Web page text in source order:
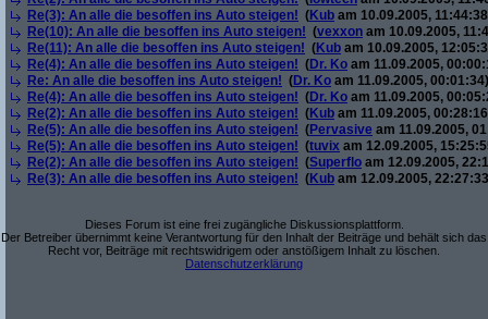
Re(3): An alle die besoffen ins Auto steigen! (Kub am 10.09.2005,
Re(10): An alle die besoffen ins Auto steigen! (vexxon am 10.09.2005,
Re(11): An alle die besoffen ins Auto steigen! (Kub am 10.09.2005,
Re(4): An alle die besoffen ins Auto steigen! (Dr. Ko am 11.09.2005,
Re: An alle die besoffen ins Auto steigen! (Dr. Ko am 11.09.2005, 00:01:34)
Re(4): An alle die besoffen ins Auto steigen! (Dr. Ko am 11.09.2005,
Re(2): An alle die besoffen ins Auto steigen! (Kub am 11.09.2005,
Re(5): An alle die besoffen ins Auto steigen! (Pervasive am 11.09.2005,
Re(5): An alle die besoffen ins Auto steigen! (tuvix am 12.09.2005,
Re(2): An alle die besoffen ins Auto steigen! (Superflo am 12.09.2005,
Re(3): An alle die besoffen ins Auto steigen! (Kub am 12.09.2005,
Dieses Forum ist eine frei zugängliche Diskussionsplattform.
Der Betreiber übernimmt keine Verantwortung für den Inhalt der Beiträge und behält sich das
Recht vor, Beiträge mit rechtswidrigem oder anstößigem Inhalt zu löschen.
Datenschutzerklärung